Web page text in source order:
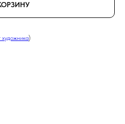
художника)